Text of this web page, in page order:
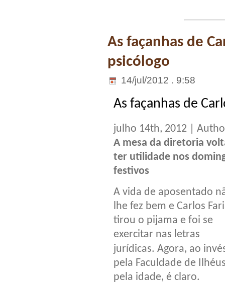
As façanhas de
psicólogo
14/jul/2012 . 9:58
As façanhas de
julho 14th, 2012 |
A mesa da diretoria
ter utilidade nos
festivos
A vida de aposentado
lhe fez bem e Carlos
tirou o pijama e foi se
exercitar nas letras
jurídicas. Agora, ao
pela Faculdade de
pela idade, é claro.